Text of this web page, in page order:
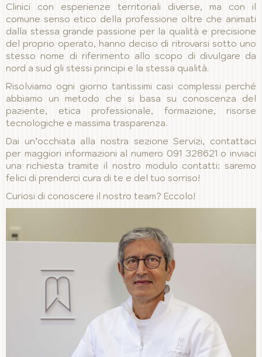
Clinici con esperienze territoriali diverse, ma con il
comune senso etico della professione oltre che animati
dalla stessa grande passione per la qualità e precisione
del proprio operato, hanno deciso di ritrovarsi sotto uno
stesso nome di riferimento allo scopo di divulgare da
nord a sud gli stessi principi e la stessa qualità.
Risolviamo ogni giorno tantissimi casi complessi perché
abbiamo un metodo che si basa su conoscenza del
paziente, etica professionale, formazione, risorse
tecnologiche e massima trasparenza.
Dai un’occhiata alla nostra sezione Servizi, contattaci
per maggiori informazioni al numero 091 328621 o inviaci
una richiesta tramite il nostro modulo contatti: saremo
felici di prenderci cura di te e del tuo sorriso!
Curiosi di conoscere il nostro team? Eccolo!